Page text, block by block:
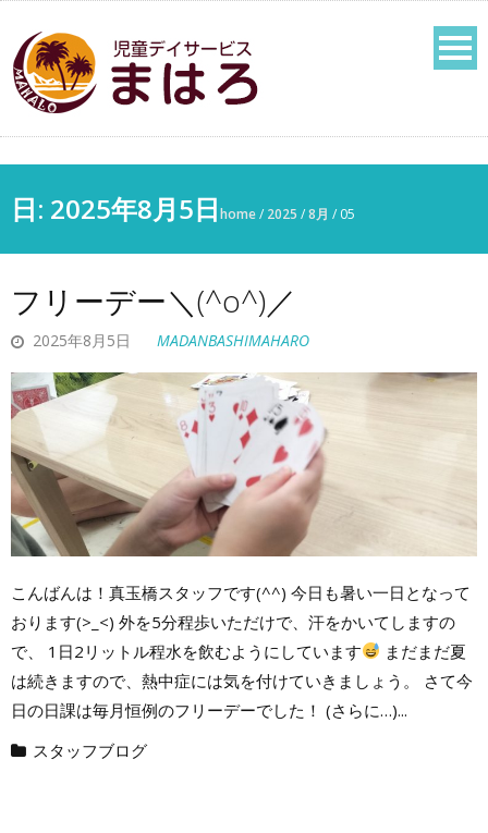
日: 2025年8月5日home/ 2025 /8月 / 05
フリーデー＼(^o^)／
2025年8月5日 MADANBASHIMAHARO
こんばんは！真玉橋スタッフです(^^) 今日も暑い一日となって
おります(>_<) 外を5分程歩いただけで、汗をかいてしますの
で、 1日2リットル程水を飲むようにしています
まだまだ夏
は続きますので、熱中症には気を付けていきましょう。 さて今
日の日課は毎月恒例のフリーデーでした！ (さらに…)...
スタッフブログ